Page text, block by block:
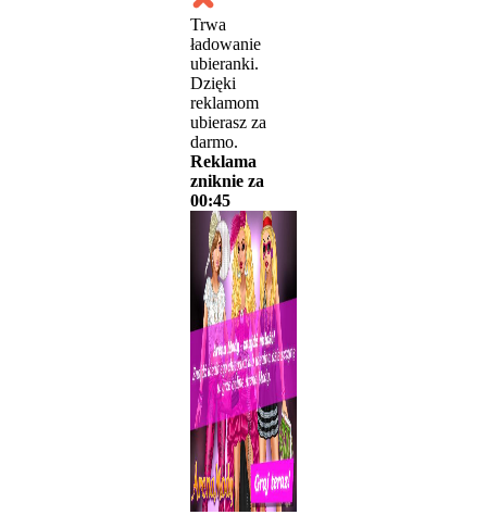
Trwa
ładowanie
ubieranki.
Dzięki
reklamom
ubierasz za
darmo.
Reklama
zniknie za
00:45